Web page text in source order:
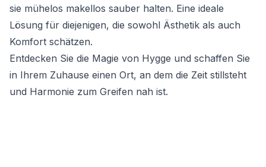
sie mühelos makellos sauber halten. Eine ideale
Lösung für diejenigen, die sowohl Ästhetik als auch
Komfort schätzen.
Entdecken Sie die Magie von Hygge und schaffen Sie
in Ihrem Zuhause einen Ort, an dem die Zeit stillsteht
und Harmonie zum Greifen nah ist.